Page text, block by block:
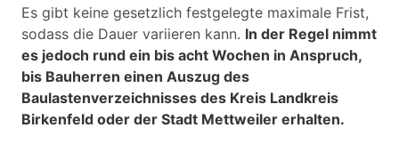
Es gibt keine gesetzlich festgelegte maximale Frist,
sodass die Dauer variieren kann. In der Regel nimmt
es jedoch rund ein bis acht Wochen in Anspruch,
bis Bauherren einen Auszug des
Baulastenverzeichnisses des Kreis Landkreis
Birkenfeld oder der Stadt Mettweiler erhalten.